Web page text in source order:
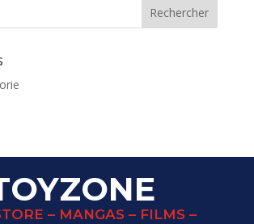
– MANGAS – FILMS –